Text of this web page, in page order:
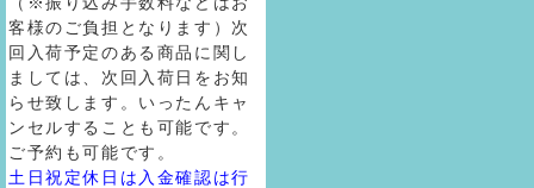
客様のご負担となります）次
回入荷予定のある商品に関し
ましては、次回入荷日をお知
らせ致します。いったんキャ
ンセルすることも可能です。
ご予約も可能です。
土日祝定休日は入金確認は行